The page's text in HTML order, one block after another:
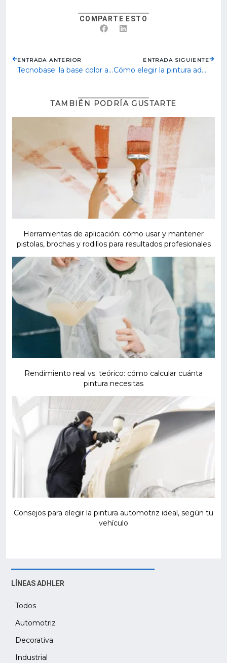
COMPARTE ESTO
ENTRADA ANTERIOR
Tecnobase: la base color acrílica ideal para lograr un repintado automotriz profesional
ENTRADA SIGUIENTE
Cómo elegir la pintura adecuada para cada superficie y lograr un acabado duradero
TAMBIÉN PODRÍA GUSTARTE
Herramientas de aplicación: cómo usar y mantener
pistolas, brochas y rodillos para resultados profesionales
Rendimiento real vs. teórico: cómo calcular cuánta
pintura necesitas
Consejos para elegir la pintura automotriz ideal, según tu
vehículo
LÍNEAS ADHLER
Automotriz
Decorativa
Industrial
Todos